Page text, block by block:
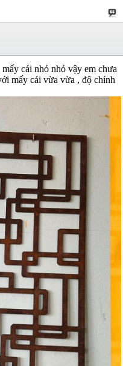
cái nhỏ nhỏ vậy em chưa
mấy cái vừa vừa , độ chính